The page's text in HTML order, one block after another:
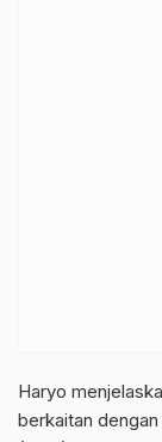
Haryo
berkaitan